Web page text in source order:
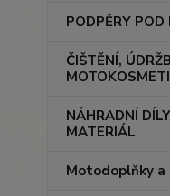
PODPĚRY POD
ČIŠTĚNÍ,
NÁHRADNÍ
MATERIÁL
Motodoplňky